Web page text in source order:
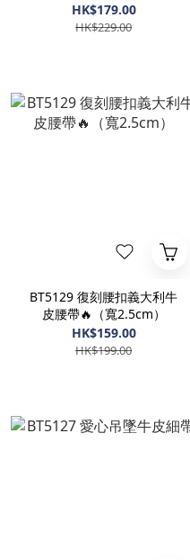
HK$179.00
HK$229.00
BT5129 復刻腰扣義大利牛
皮腰帶🔥（寬2.5cm）
HK$159.00
HK$199.00